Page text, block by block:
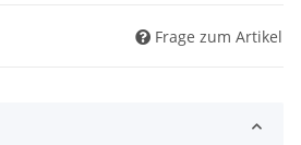
Frage zum Artikel